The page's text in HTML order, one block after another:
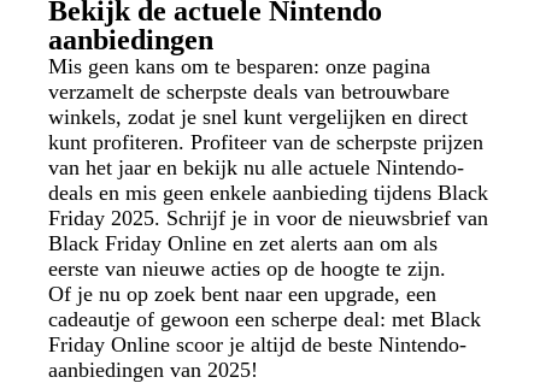
Bekijk de actuele Nintendo
aanbiedingen
Mis geen kans om te besparen: onze pagina
verzamelt de scherpste deals van betrouwbare
winkels, zodat je snel kunt vergelijken en direct
kunt profiteren. Profiteer van de scherpste prijzen
van het jaar en bekijk nu alle actuele Nintendo-
deals en mis geen enkele aanbieding tijdens Black
Friday 2025. Schrijf je in voor de nieuwsbrief van
Black Friday Online en zet alerts aan om als
eerste van nieuwe acties op de hoogte te zijn.
Of je nu op zoek bent naar een upgrade, een
cadeautje of gewoon een scherpe deal: met Black
Friday Online scoor je altijd de beste Nintendo-
aanbiedingen van 2025!